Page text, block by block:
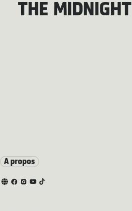
THE MIDNIGHT
A propos